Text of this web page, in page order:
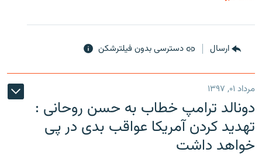
ارسال دسترسی بدون فیلترشکن
مرداد ۰۱, ۱۳۹۷
دونالد ترامپ خطاب به حسن روحانی :
تهدید کردن آمریکا عواقب بدی در پی
خواهد داشت